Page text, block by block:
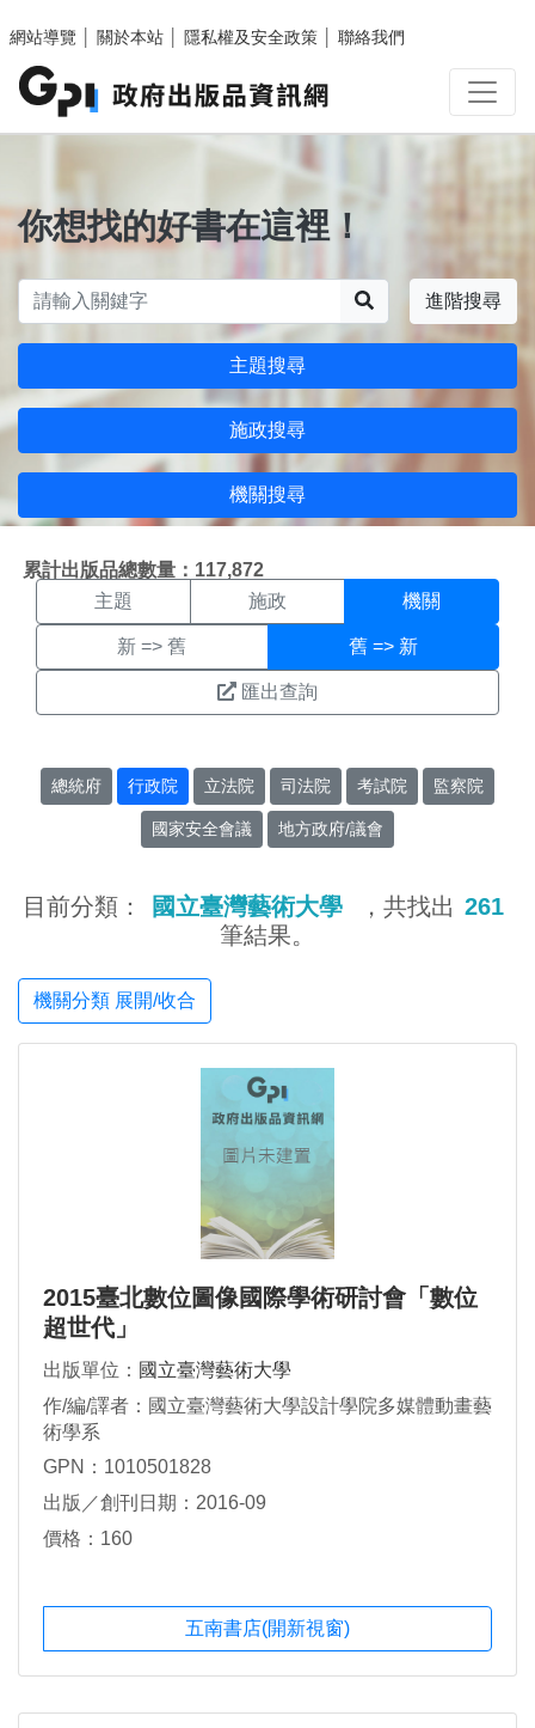
網站導覽
關於本站 隱私權及安全政策 聯絡我們
你想找的好書在這裡！
進階搜尋
主題搜尋
施政搜尋
機關搜尋
累計出版品總數量：117,872
機關搜尋結果頁面
主題 施政 機關
新 => 舊 舊 => 新
匯出查詢
總統府 行政院 立法院 司法院 考試院 監察院
國家安全會議 地方政府/議會
目前分類： 國立臺灣藝術大學 ，共找出 261
筆結果。
機關分類 展開/收合
2015臺北數位圖像國際學術研討會「數位
超世代」
出版單位： 國立臺灣藝術大學
作/編/譯者：國立臺灣藝術大學設計學院多媒體動畫藝
術學系
GPN：1010501828
出版／創刊日期：2016-09
價格：160
五南書店(開新視窗)